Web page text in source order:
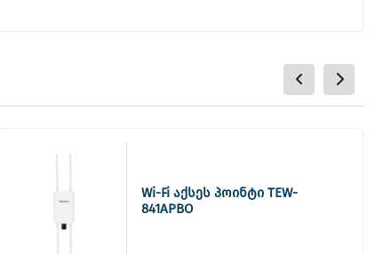
Wi-Fi აქსეს პოინტი TEW-
841APBO